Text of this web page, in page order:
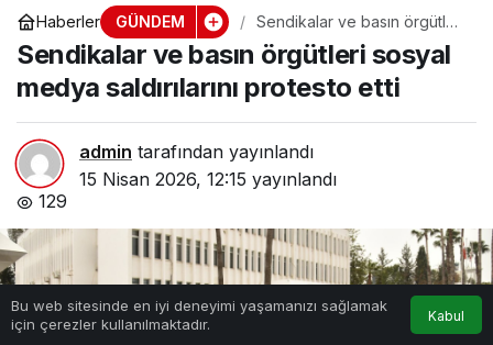
Haberler GÜNDEM
Sendikalar ve basın örgütleri
sosyal medya saldırılarını
protesto etti
Sendikalar ve basın örgütleri sosyal
medya saldırılarını protesto etti
admin tarafından yayınlandı
15 Nisan 2026, 12:15 yayınlandı
129
Bu web sitesinde en iyi deneyimi yaşamanızı sağlamak
için çerezler kullanılmaktadır.
Kabul
Anasayfa Hesabım